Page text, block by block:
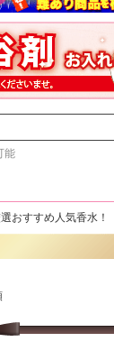
能
おすすめ人気香水
ろ少
し
ク
気持ちよく